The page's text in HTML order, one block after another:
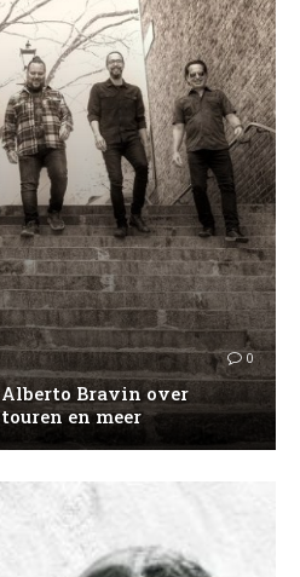
0
Bravin over
en meer